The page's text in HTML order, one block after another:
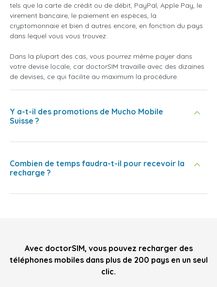
tels que la carte de crédit ou de débit, PayPal, Apple Pay, le
virement bancaire, le paiement en espèces, la
cryptomonnaie et bien d autres encore, en fonction du pays
dans lequel vous vous trouvez.
Dans la plupart des cas, vous pourrez même payer dans
votre devise locale, car doctorSIM travaille avec des dizaines
de devises, ce qui facilite au maximum la procédure.
Y a-t-il des promotions de Mucho Mobile
Suisse ?
Combien de temps faudra-t-il pour recevoir la
recharge ?
Avec doctorSIM, vous pouvez recharger des
téléphones mobiles dans plus de 200 pays en un seul
clic.